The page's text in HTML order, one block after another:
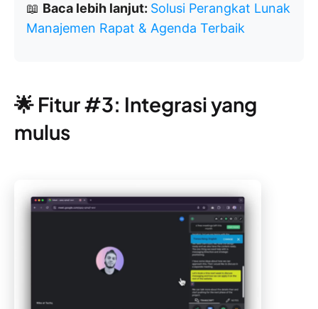
📖 Baca lebih lanjut: Solusi Perangkat Lunak
Manajemen Rapat & Agenda Terbaik
🌟 Fitur #3: Integrasi yang
mulus